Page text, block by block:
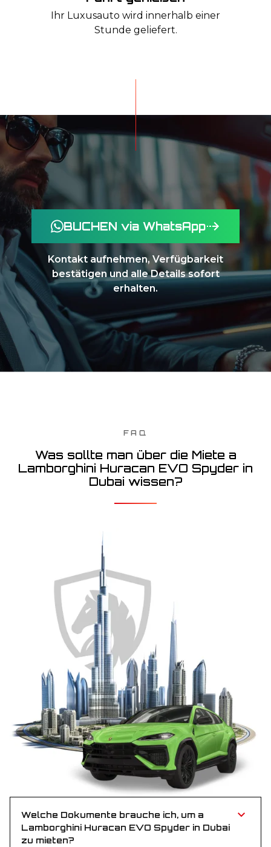
Ihr Luxusauto wird innerhalb einer
Stunde geliefert.
BUCHEN via WhatsApp
Kontakt aufnehmen, Verfügbarkeit
bestätigen und alle Details sofort
erhalten.
FAQ
Was sollte man über die Miete a
Lamborghini Huracan EVO Spyder in
Dubai wissen?
Welche Dokumente brauche ich, um a
Lamborghini Huracan EVO Spyder in Dubai
zu mieten?